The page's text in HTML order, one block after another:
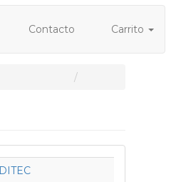
Contacto Carrito